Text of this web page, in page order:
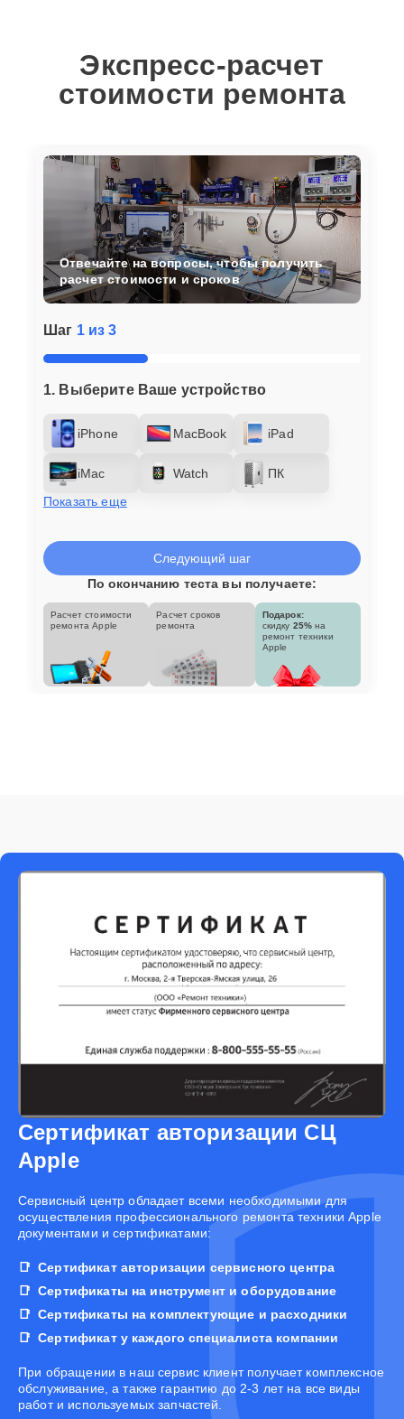
Экспресс-расчет
стоимости ремонта
Шаг 1 из 3
1. Выберите Ваше устройство
iPhone MacBook iPad
iMac Watch
ПК
Показать еще
Отвечайте на вопросы, чтобы получить
расчет стоимости и сроков
Следующий шаг
По окончанию теста вы получаете:
Расчет стоимости
ремонта Apple
Расчет сроков
ремонта
Подарок:
скидку 25% на
ремонт техники
Apple
Сертификат авторизации СЦ
Apple
Cервисный центр обладает всеми необходимыми для
осуществления профессионального ремонта техники Apple
документами и сертификатами:
Сертификат авторизации сервисного центра
Сертификаты на инструмент и оборудование
Сертификаты на комплектующие и расходники
Сертификат у каждого специалиста компании
При обращении в наш сервис клиент получает комплексное
обслуживание, а также гарантию до 2-3 лет на все виды
работ и используемых запчастей.